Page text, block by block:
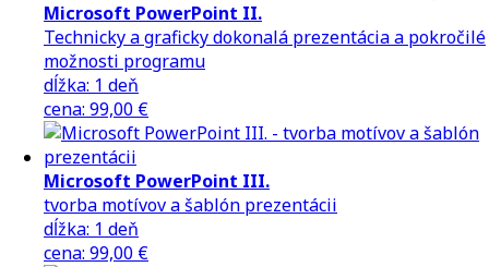
Microsoft PowerPoint II.
Technicky a graficky dokonalá prezentácia a pokročilé
možnosti programu
dĺžka: 1 deň
cena: 99,00 €
Microsoft PowerPoint III.
tvorba motívov a šablón prezentácii
dĺžka: 1 deň
cena: 99,00 €